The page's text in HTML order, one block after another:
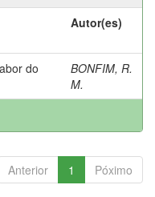
Autor(es)
do
BONFIM, R.
M.
Anterior 1 Póximo